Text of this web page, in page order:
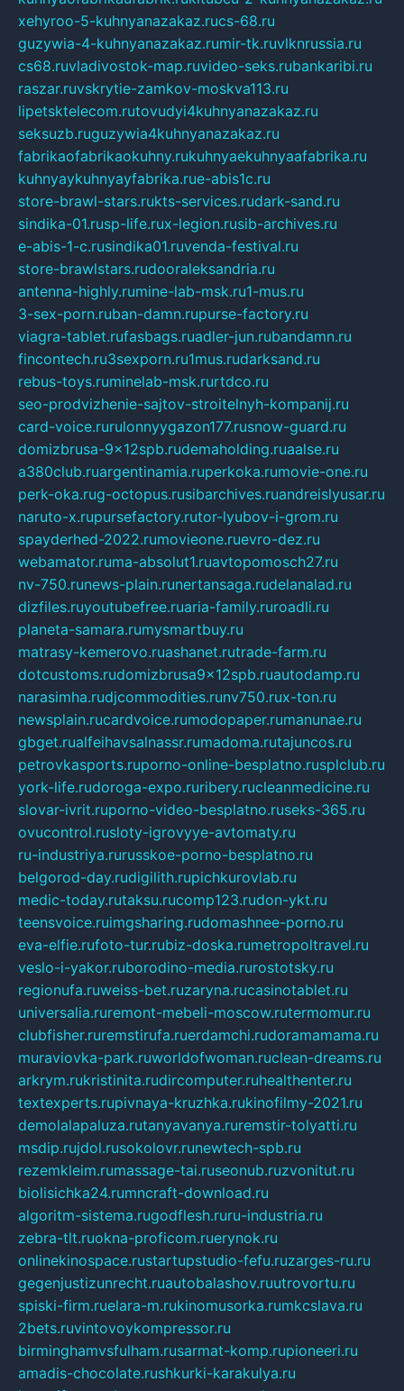
xehyroo-5-kuhnyanazakaz.rucs-68.ru
guzywia-4-kuhnyanazakaz.rumir-tk.ruvlknrussia.ru
cs68.ruvladivostok-map.ruvideo-seks.rubankaribi.ru
raszar.ruvskrytie-zamkov-moskva113.ru
lipetsktelecom.rutovudyi4kuhnyanazakaz.ru
seksuzb.ruguzywia4kuhnyanazakaz.ru
fabrikaofabrikaokuhny.rukuhnyaekuhnyaafabrika.ru
kuhnyaykuhnyayfabrika.rue-abis1c.ru
store-brawl-stars.rukts-services.rudark-sand.ru
sindika-01.rusp-life.rux-legion.rusib-archives.ru
e-abis-1-c.rusindika01.ruvenda-festival.ru
store-brawlstars.rudooraleksandria.ru
antenna-highly.rumine-lab-msk.ru1-mus.ru
3-sex-porn.ruban-damn.rupurse-factory.ru
viagra-tablet.rufasbags.ruadler-jun.rubandamn.ru
fincontech.ru3sexporn.ru1mus.rudarksand.ru
rebus-toys.ruminelab-msk.rurtdco.ru
seo-prodvizhenie-sajtov-stroitelnyh-kompanij.ru
card-voice.rurulonnyygazon177.rusnow-guard.ru
domizbrusa-9x12spb.rudemaholding.ruaalse.ru
a380club.ruargentinamia.ruperkoka.rumovie-one.ru
perk-oka.rug-octopus.rusibarchives.ruandreislyusar.ru
naruto-x.rupursefactory.rutor-lyubov-i-grom.ru
spayderhed-2022.rumovieone.ruevro-dez.ru
webamator.ruma-absolut1.ruavtopomosch27.ru
nv-750.runews-plain.runertansaga.rudelanalad.ru
dizfiles.ruyoutubefree.ruaria-family.ruroadli.ru
planeta-samara.rumysmartbuy.ru
matrasy-kemerovo.ruashanet.rutrade-farm.ru
dotcustoms.rudomizbrusa9x12spb.ruautodamp.ru
narasimha.rudjcommodities.runv750.rux-ton.ru
newsplain.rucardvoice.rumodopaper.rumanunae.ru
gbget.rualfeihavsalnassr.rumadoma.rutajuncos.ru
petrovkasports.ruporno-online-besplatno.rusplclub.ru
york-life.rudoroga-expo.ruribery.rucleanmedicine.ru
slovar-ivrit.ruporno-video-besplatno.ruseks-365.ru
ovucontrol.rusloty-igrovyye-avtomaty.ru
ru-industriya.rurusskoe-porno-besplatno.ru
belgorod-day.rudigilith.rupichkurovlab.ru
medic-today.rutaksu.rucomp123.rudon-ykt.ru
teensvoice.ruimgsharing.rudomashnee-porno.ru
eva-elfie.rufoto-tur.rubiz-doska.rumetropoltravel.ru
veslo-i-yakor.ruborodino-media.rurostotsky.ru
regionufa.ruweiss-bet.ruzaryna.rucasinotablet.ru
universalia.ruremont-mebeli-moscow.rutermomur.ru
clubfisher.ruremstirufa.ruerdamchi.rudoramamama.ru
muraviovka-park.ruworldofwoman.ruclean-dreams.ru
arkrym.rukristinita.rudircomputer.ruhealthenter.ru
textexperts.rupivnaya-kruzhka.rukinofilmy-2021.ru
demolalapaluza.rutanyavanya.ruremstir-tolyatti.ru
msdip.rujdol.rusokolovr.runewtech-spb.ru
rezemkleim.rumassage-tai.ruseonub.ruzvonitut.ru
biolisichka24.rumncraft-download.ru
algoritm-sistema.rugodflesh.ruru-industria.ru
zebra-tlt.ruokna-proficom.ruerynok.ru
onlinekinospace.rustartupstudio-fefu.ruzarges-ru.ru
gegenjustizunrecht.ruautobalashov.ruutrovortu.ru
spiski-firm.ruelara-m.rukinomusorka.rumkcslava.ru
2bets.ruvintovoykompressor.ru
birminghamvsfulham.rusarmat-komp.rupioneeri.ru
amadis-chocolate.rushkurki-karakulya.ru